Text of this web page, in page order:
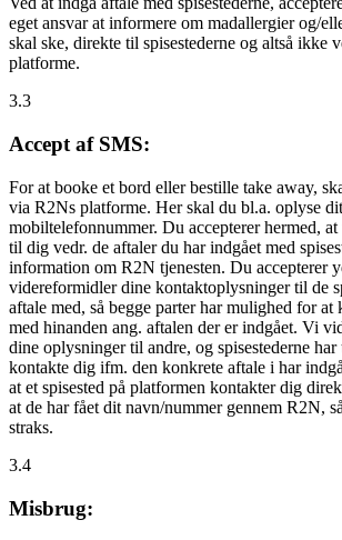
eget ansvar at informere om madallergier og/
skal ske, direkte til spisestederne og altså ikke
platforme.
3.3
Accept af SMS:
For at booke et bord eller bestille take away,
via R2Ns platforme. Her skal du bl.a. oplyse dit
mobiltelefonnummer. Du accepterer hermed,
til dig vedr. de aftaler du har indgået med
information om R2N tjenesten. Du accepterer
videreformidler dine kontaktoplysninger til de
aftale med, så begge parter har mulighed for
med hinanden ang. aftalen der er indgået. Vi
dine oplysninger til andre, og spisestederne
kontakte dig ifm. den konkrete aftale i har
at et spisested på platformen kontakter dig
at de har fået dit navn/nummer gennem R2N,
straks.
3.4
Misbrug: